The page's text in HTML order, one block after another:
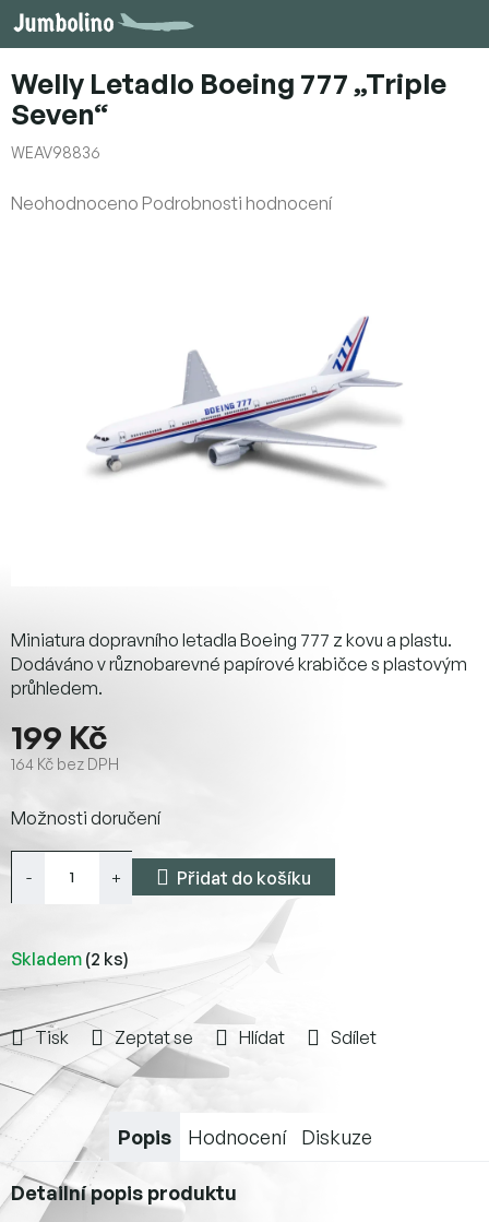
Přejít
na
Welly Letadlo Boeing 777 „Triple
Seven“
WEAV98836
Průměrné
Neohodnoceno Podrobnosti hodnocení
199 Kč
164 Kč bez DPH
cena:
Skladem (2 ks)
Možnosti doručení
Přidat do košíku
Miniatura dopravního letadla Boeing 777 z kovu a plastu.
Dodáváno v různobarevné papírové krabičce s plastovým
průhledem.
Tisk Zeptat se Hlídat Sdílet
Popis Hodnocení Diskuze
Detailní popis produktu